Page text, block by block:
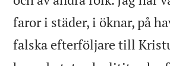
faror i städer, i öknar, på
falska efterföljare till